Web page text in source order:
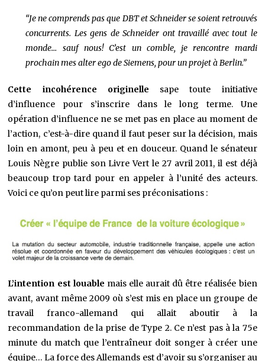
“Je ne comprends pas que DBT et Schneider se soient retrouvés
concurrents. Les gens de Schneider ont travaillé avec tout le
monde… sauf nous! C’est un comble, je rencontre mardi
prochain mes alter ego de Siemens, pour un projet à Berlin.”
Cette incohérence originelle sape toute initiative
d’influence pour s’inscrire dans le long terme. Une
opération d’influence ne se met pas en place au moment de
l’action, c’est-à-dire quand il faut peser sur la décision, mais
loin en amont, peu à peu et en douceur. Quand le sénateur
Louis Nègre publie son Livre Vert le 27 avril 2011, il est déjà
beaucoup trop tard pour en appeler à l’unité des acteurs.
Voici ce qu’on peut lire parmi ses préconisations :
L’intention est louable mais elle aurait dû être réalisée bien
avant, avant même 2009 où s’est mis en place un groupe de
travail franco-allemand qui allait aboutir à la
recommandation de la prise de Type 2. Ce n’est pas à la 75e
minute du match que l’entraîneur doit songer à créer une
équipe… La force des Allemands est d’avoir su s’organiser au